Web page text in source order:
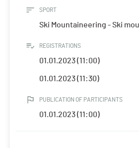
SPORT
Ski Mountaineering - Ski
REGISTRATIONS
01.01.2023 (11:00)
01.01.2023 (11:30)
PUBLICATION OF PARTICIPANTS
01.01.2023 (11:00)